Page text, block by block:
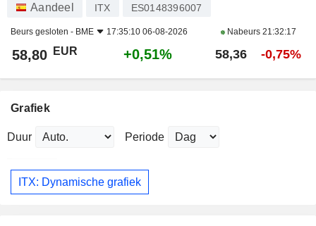
Aandeel ITX ES0148396007
Beurs gesloten - BME 17:35:10 06-08-2026 Nabeurs 21:32:17
58,80 EUR +0,51% 58,36 -0,75%
Grafiek
Duur Periode
ITX: Dynamische grafiek